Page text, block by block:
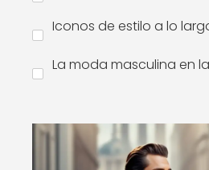
Iconos de estilo a lo
La moda masculina en